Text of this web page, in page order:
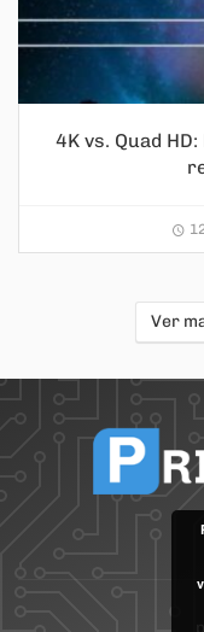
4K vs. Quad
Ver